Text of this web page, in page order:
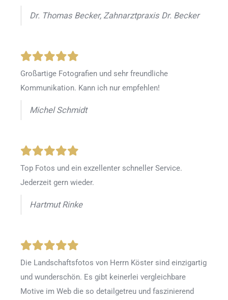
Dr. Thomas Becker, Zahnarztpraxis Dr. Becker
Großartige Fotografien und sehr freundliche
Kommunikation. Kann ich nur empfehlen!
Michel Schmidt
Top Fotos und ein exzellenter schneller Service.
Jederzeit gern wieder.
Hartmut Rinke
Die Landschaftsfotos von Herrn Köster sind einzigartig
und wunderschön. Es gibt keinerlei vergleichbare
Motive im Web die so detailgetreu und faszinierend